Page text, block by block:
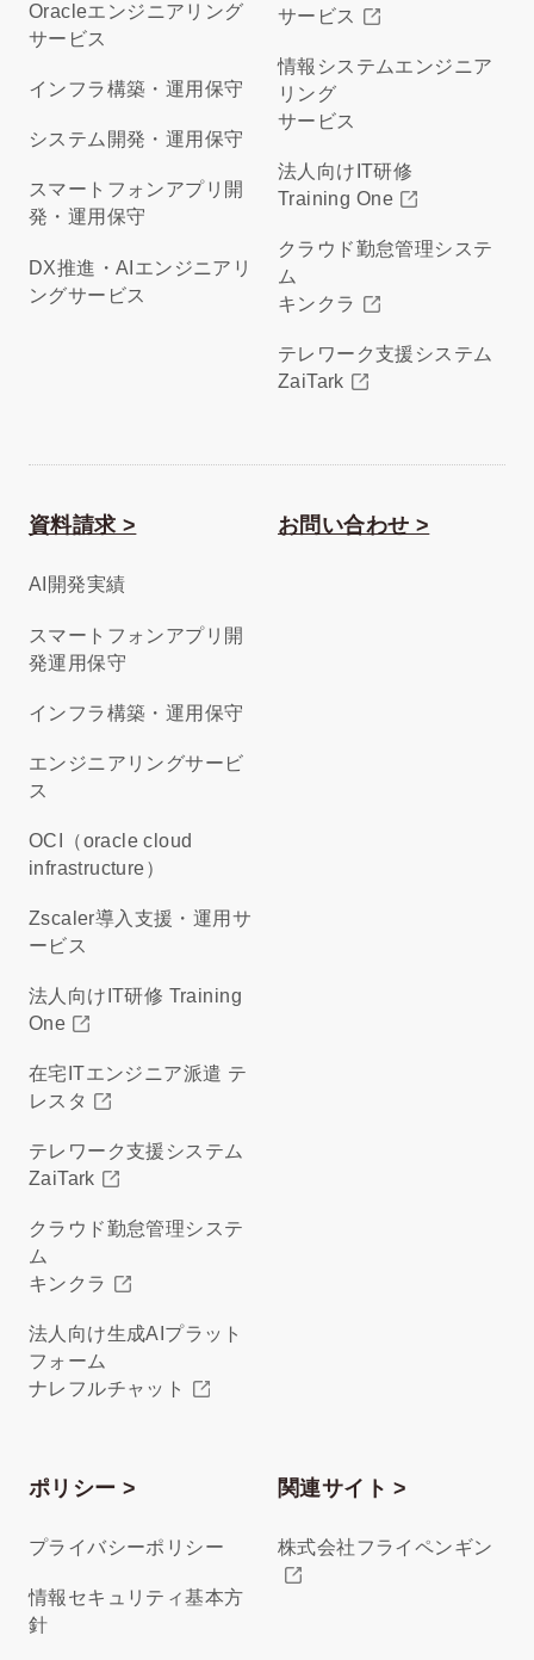
Oracleエンジニアリング
サービス
インフラ構築・運用保守
システム開発・運用保守
スマートフォンアプリ開
発・運用保守
DX推進・AIエンジニアリ
ングサービス
サービス
情報システムエンジニア
リング
サービス
法人向けIT研修
Training One
クラウド勤怠管理システ
ム
キンクラ
テレワーク支援システム
ZaiTark
資料請求 >
AI開発実績
スマートフォンアプリ開
発運用保守
インフラ構築・運用保守
エンジニアリングサービ
ス
OCI（oracle cloud
infrastructure）
Zscaler導入支援・運用サ
ービス
法人向けIT研修 Training
One
在宅ITエンジニア派遣 テ
レスタ
テレワーク支援システム
ZaiTark
クラウド勤怠管理システ
ム
キンクラ
法人向け生成AIプラット
フォーム
ナレフルチャット
お問い合わせ >
ポリシー >
プライバシーポリシー
情報セキュリティ基本方
針
関連サイト >
株式会社フライペンギン